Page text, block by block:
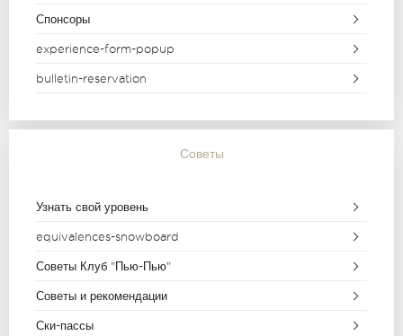
Спонсоры
experience-form-popup
bulletin-reservation
Советы
Узнать свой уровень
equivalences-snowboard
Советы Клуб "Пью-Пью"
Советы и рекомендации
Ски-пассы